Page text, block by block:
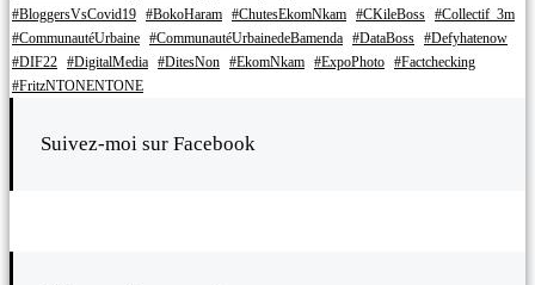
#BloggersVsCovid19 #BokoHaram #ChutesEkomNkam #CKileBoss #Collectif_3m
#CommunautéUrbaine #CommunautéUrbainedeBamenda #DataBoss #Defyhatenow
#DIF22 #DigitalMedia #DitesNon #EkomNkam #ExpoPhoto #Factchecking
#FritzNTONENTONE
Suivez-moi sur Facebook